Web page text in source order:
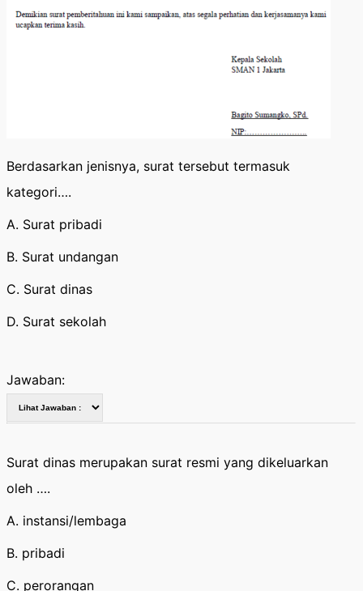
Berdasarkan jenisnya, surat tersebut termasuk
kategori….
A. Surat pribadi
B. Surat undangan
C. Surat dinas
D. Surat sekolah
Jawaban:
Surat dinas merupakan surat resmi yang dikeluarkan
oleh ….
A. instansi/lembaga
B. pribadi
C. perorangan